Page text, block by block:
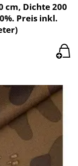
cm, Dichte 200
Preis inkl.